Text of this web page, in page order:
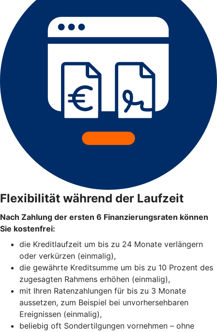
Flexibilität während der Laufzeit
Nach Zahlung der ersten 6 Finanzierungsraten können
Sie kostenfrei:
die Kreditlaufzeit um bis zu 24 Monate verlängern
oder verkürzen (einmalig),
die gewährte Kreditsumme um bis zu 10 Prozent des
zugesagten Rahmens erhöhen (einmalig),
mit Ihren Ratenzahlungen für bis zu 3 Monate
aussetzen, zum Beispiel bei unvorhersehbaren
Ereignissen (einmalig),
beliebig oft Sondertilgungen vornehmen – ohne